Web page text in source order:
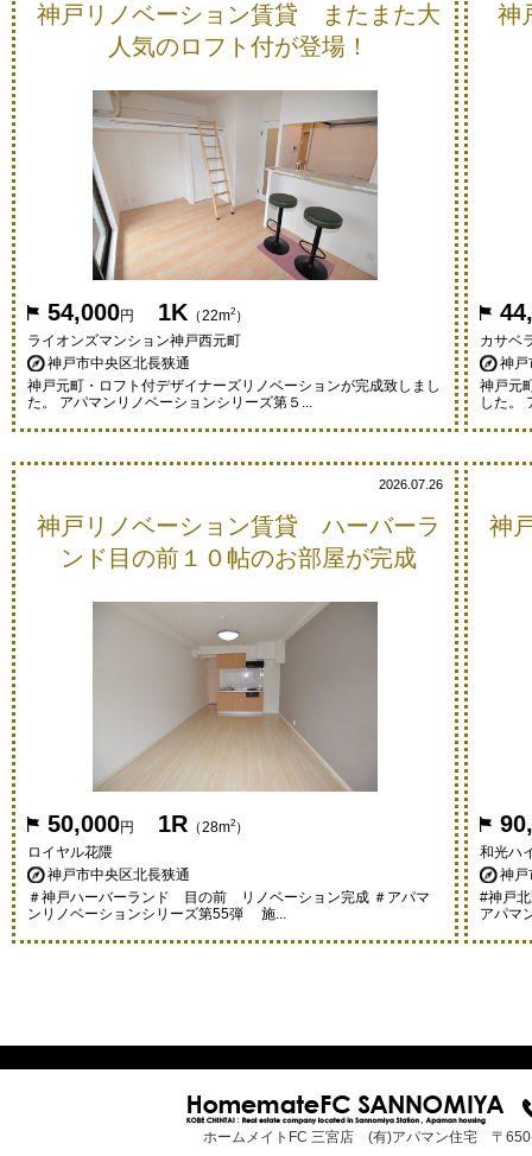
神戸リノベーション賃貸 またまた大
人気のロフト付が登場！
54,000円 1K （22m2 ）
ライオンズマンション神戸西元町
神戸市中央区北長狭通
神戸元町・ロフト付デザイナーズリノベーションが完成致しまし
た。 アパマンリノベーションシリーズ第５...
神
カサベ
神戸
神戸元
した。
2026.07.26
神戸リノベーション賃貸 ハーバーラ
ンド目の前１０帖のお部屋が完成
50,000円 1R （28m2 ）
ロイヤル花隈
神戸市中央区北長狭通
＃神戸ハーバーランド 目の前 リノベーション完成 ＃アパマ
ンリノベーションシリーズ第55弾 施...
神
和光ハ
神戸
#神戸
アパマ
ホームメイトFC 三宮店 (有)アパマン住宅 〒